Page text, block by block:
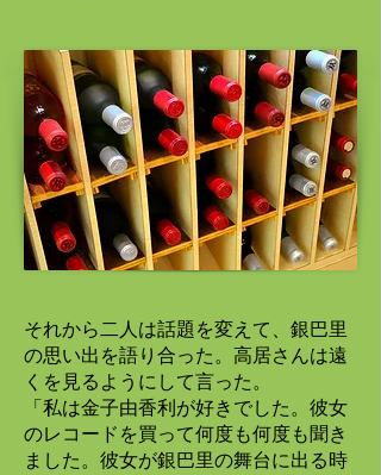
それから二人は話題を変えて、銀巴里
の思い出を語り合った。高居さんは遠
くを見るようにして言った。
「私は金子由香利が好きでした。彼女
のレコードを買って何度も何度も聞き
ました。彼女が銀巴里の舞台に出る時